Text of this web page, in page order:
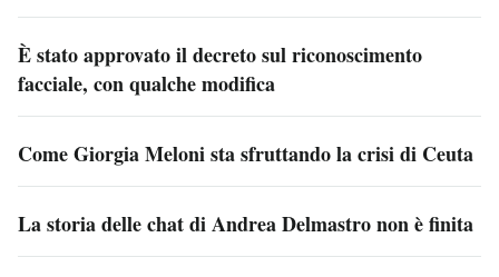
È stato approvato il decreto sul riconoscimento
facciale, con qualche modifica
Come Giorgia Meloni sta sfruttando la crisi di Ceuta
La storia delle chat di Andrea Delmastro non è finita